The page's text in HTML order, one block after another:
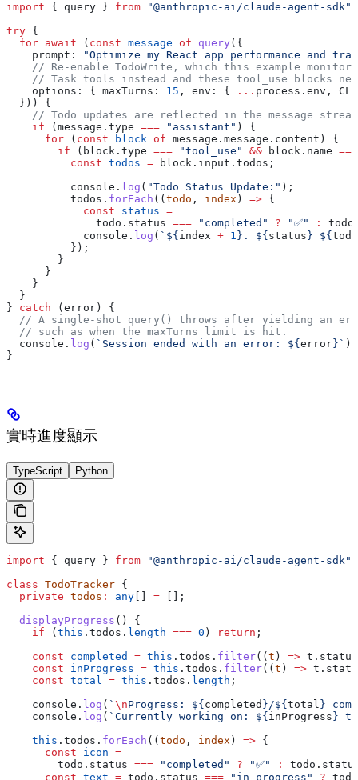
import { query } from "@anthropic-ai/claude-agent-sdk"
try {
  for
await ( const message of query ({
    prompt:
"Optimize my React app performance and
// Re-enable TodoWrite, which this example
// Task tools instead and these tool_use blocks
    options:
{ maxTurns: 15 , env: { ... process . env ,
  })) {
    // Todo updates are reflected in the message stream
    if
( message . type === "assistant" ) {
      for
( const block of message . message . content ) {
        if
( block . type === "tool_use" && block . name ===
          const
todos = block . input . todos ;
          console
. log ( "Todo Status Update:" );
          todos
. forEach (( todo , index ) => {
            const
status =
              todo
. status === "completed" ? "✅" : todo
            console
. log ( ` ${ index + 1 } . ${ status } ${ todo
          });
        }
      }
    }
  }
} catch ( error ) {
// A single-shot query() throws after yielding an
  // such as when the maxTurns limit is hit.
  console
. log ( `Session ended with an error: ${ error} ` );
}
實時進度顯示
TypeScript Python
import { query } from "@anthropic-ai/claude-agent-sdk"
class TodoTracker {
  private
todos : any [] = [];
  displayProgress
() {
    if
(this . todos . length === 0 ) return ;
    const
completed = this . todos . filter((t ) => t . status
    const
inProgress = this . todos . filter((t ) => t .
    const
total = this . todos . length ;
    console
. log ( ` \nProgress: ${completed } /${total }
    console
. log ( `Currently working on: ${inProgress}
    this
. todos . forEach ((todo , index ) => {
      const
icon =
        todo
. status === "completed" ? "✅" : todo .
      const
text = todo . status === "in_progress" ? todo